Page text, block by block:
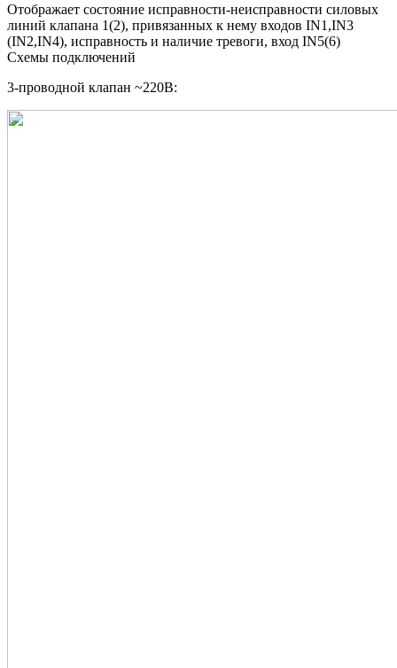
Отображает состояние исправности-неисправности силовых
линий клапана 1(2), привязанных к нему входов IN1,IN3
(IN2,IN4), исправность и наличие тревоги, вход IN5(6)
Схемы подключений
3-проводной клапан ~220В: